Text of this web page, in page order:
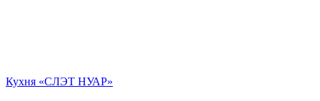
Кухня «СЛЭТ НУАР»